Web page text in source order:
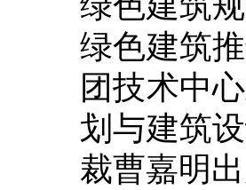
绿色建筑
团技术中
划与建筑
裁曹嘉明